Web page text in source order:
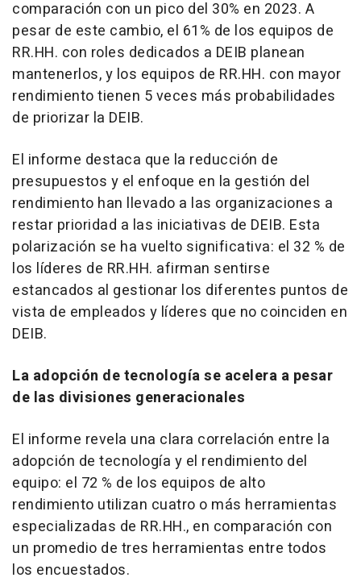
comparación con un pico del 30% en 2023. A
pesar de este cambio, el 61% de los equipos de
RR.HH. con roles dedicados a DEIB planean
mantenerlos, y los equipos de RR.HH. con mayor
rendimiento tienen 5 veces más probabilidades
de priorizar la DEIB.
El informe destaca que la reducción de
presupuestos y el enfoque en la gestión del
rendimiento han llevado a las organizaciones a
restar prioridad a las iniciativas de DEIB. Esta
polarización se ha vuelto significativa: el 32 % de
los líderes de RR.HH. afirman sentirse
estancados al gestionar los diferentes puntos de
vista de empleados y líderes que no coinciden en
DEIB.
La adopción de tecnología se acelera a pesar
de las divisiones generacionales
El informe revela una clara correlación entre la
adopción de tecnología y el rendimiento del
equipo: el 72 % de los equipos de alto
rendimiento utilizan cuatro o más herramientas
especializadas de RR.HH., en comparación con
un promedio de tres herramientas entre todos
los encuestados.